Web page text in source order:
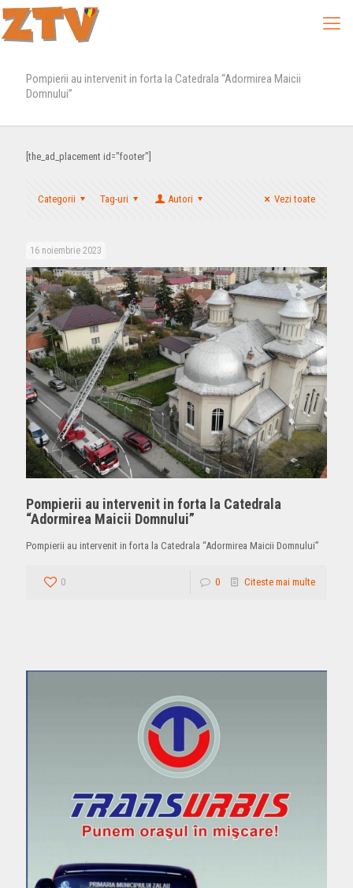
Pompierii au intervenit in forta la Catedrala “Adormirea Maicii
Domnului”
[the_ad_placement id="footer"]
Categorii Tag-uri Autori Vezi toate
16 noiembrie 2023
Pompierii au intervenit in forta la Catedrala
“Adormirea Maicii Domnului”
Pompierii au intervenit in forta la Catedrala “Adormirea Maicii Domnului”
0 0 Citeste mai multe